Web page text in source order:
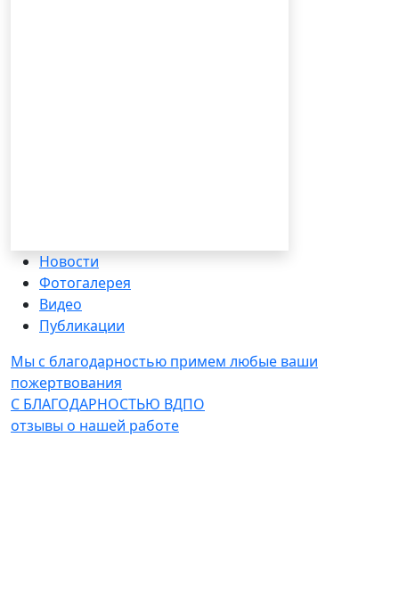
Новости
Фотогалерея
Видео
Публикации
Мы с благодарностью примем любые ваши
пожертвования
С БЛАГОДАРНОСТЬЮ ВДПО
отзывы о нашей работе